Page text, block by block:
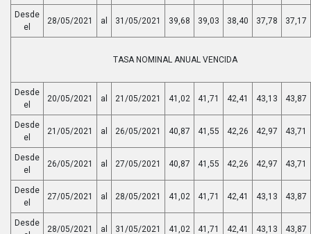
Desde
el
28/05/2021 al 31/05/2021 39,68 39,03 38,40 37,78 37,17
TASA NOMINAL ANUAL VENCIDA
Desde
el
20/05/2021 al 21/05/2021 41,02 41,71 42,41 43,13 43,87
Desde
el
21/05/2021 al 26/05/2021 40,87 41,55 42,26 42,97 43,71
Desde
el
26/05/2021 al 27/05/2021 40,87 41,55 42,26 42,97 43,71
Desde
el
27/05/2021 al 28/05/2021 41,02 41,71 42,41 43,13 43,87
Desde
28/05/2021 al 31/05/2021 41,02 41,71 42,41 43,13 43,87